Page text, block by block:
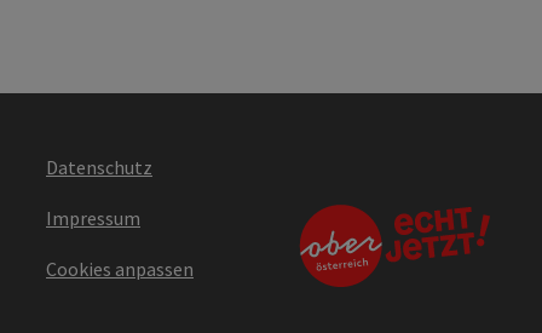
Datenschutz
Impressum
Cookies anpassen